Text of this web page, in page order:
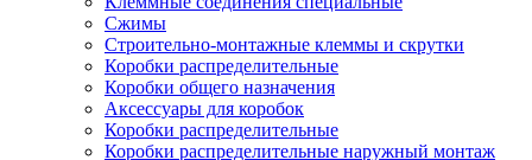
Сжимы
Строительно-монтажные клеммы и скрутки
Коробки распределительные
Коробки общего назначения
Аксессуары для коробок
Коробки распределительные
Коробки распределительные наружный монтаж